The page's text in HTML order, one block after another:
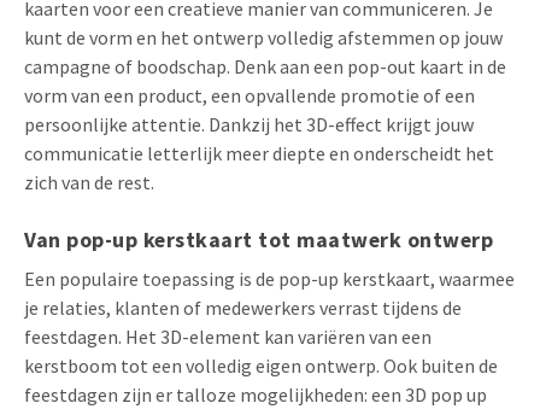
kaarten voor een creatieve manier van communiceren. Je
kunt de vorm en het ontwerp volledig afstemmen op jouw
campagne of boodschap. Denk aan een pop-out kaart in de
vorm van een product, een opvallende promotie of een
persoonlijke attentie. Dankzij het 3D-effect krijgt jouw
communicatie letterlijk meer diepte en onderscheidt het
zich van de rest.
Van pop-up kerstkaart tot maatwerk ontwerp
Een populaire toepassing is de pop-up kerstkaart, waarmee
je relaties, klanten of medewerkers verrast tijdens de
feestdagen. Het 3D-element kan variëren van een
kerstboom tot een volledig eigen ontwerp. Ook buiten de
feestdagen zijn er talloze mogelijkheden: een 3D pop up